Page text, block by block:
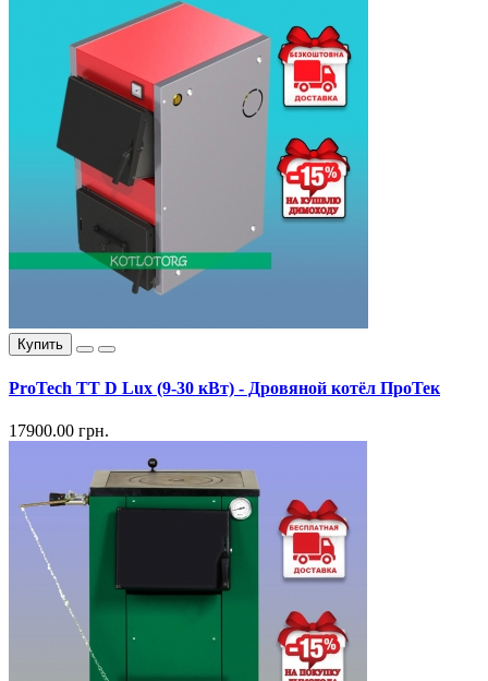
Купить
ProTech TT D Lux (9-30 кВт) - Дровяной котёл ПроТек
17900.00 грн.